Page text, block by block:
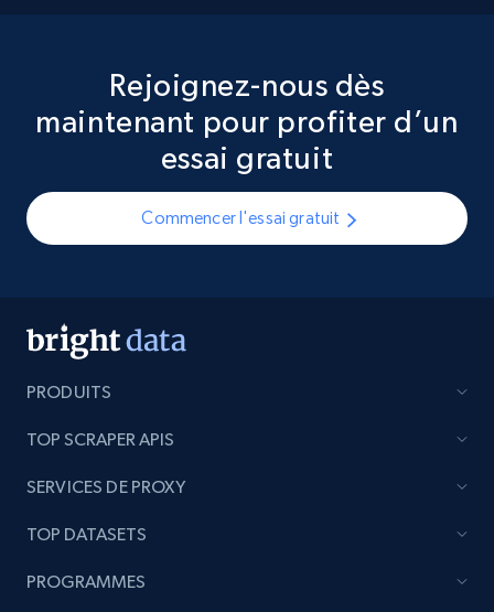
Rejoignez-nous dès
maintenant pour profiter d’un
essai gratuit
Commencer l'essai gratuit
PRODUITS
TOP SCRAPER APIS
SERVICES DE PROXY
TOP DATASETS
PROGRAMMES